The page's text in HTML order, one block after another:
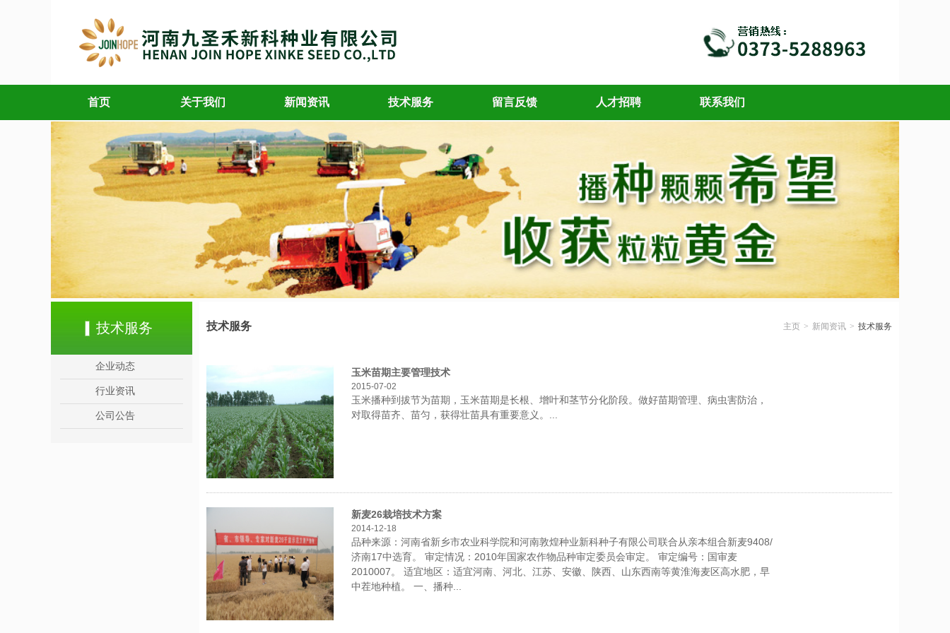
首页 关于我们 新闻资讯 技术服务 留言反馈 人才招聘 联系我们
技术服务
企业动态
行业资讯
公司公告
技术服务 主页 > 新闻资讯 > 技术服务
玉米苗期主要管理技术
2015-07-02
玉米播种到拔节为苗期，玉米苗期是长根、增叶和茎节分化阶段。做好苗期管理、病虫害防治，
对取得苗齐、苗匀，获得壮苗具有重要意义。...
新麦26栽培技术方案
2014-12-18
品种来源：河南省新乡市农业科学院和河南敦煌种业新科种子有限公司联合从亲本组合新麦9408/
济南17中选育。 审定情况：2010年国家农作物品种审定委员会审定。 审定编号：国审麦
2010007。 适宜地区：适宜河南、河北、江苏、安徽、陕西、山东西南等黄淮海麦区高水肥，早
中茬地种植。 一、播种...